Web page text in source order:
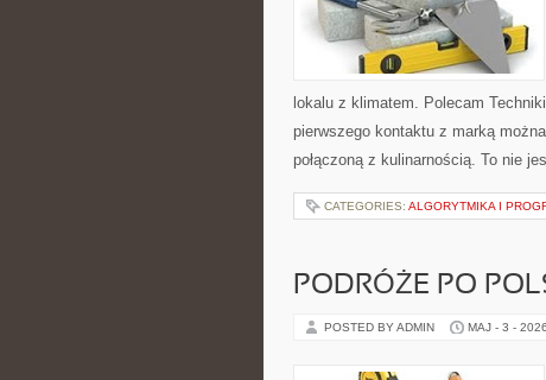
lokalu z klimatem. Polecam
pierwszego kontaktu z marką
połączoną z kulinarnością. To nie
CATEGORIES: ALGORYTMIKA I
PODRÓŻE PO
POSTED BY ADMIN MAJ - 3 - 2026